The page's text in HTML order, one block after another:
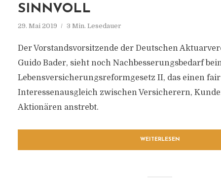
SINNVOLL
29. Mai 2019 3 Min. Lesedauer
Der Vorstandsvorsitzende der Deutschen
Guido Bader, sieht noch Nachbesserungsbedarf
Lebensversicherungsreformgesetz II, das einen
Interessenausgleich zwischen Versicherern,
Aktionären anstrebt.
WEITERLESEN